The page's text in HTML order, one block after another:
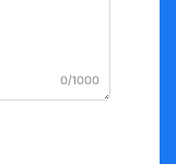
0/1000